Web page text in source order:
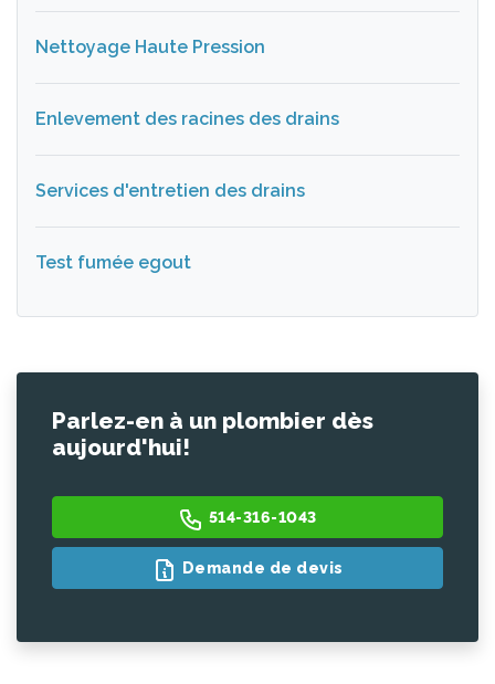
Nettoyage Haute Pression
Enlevement des racines des drains
Services d'entretien des drains
Test fumée egout
Parlez-en à un plombier dès
aujourd'hui!
514-316-1043
Demande de devis